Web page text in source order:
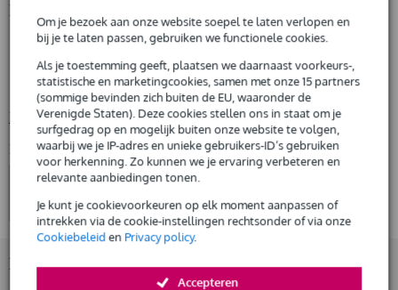
Om je bezoek aan onze website soepel te laten verlopen en
bij je te laten passen, gebruiken we functionele cookies.
Als je toestemming geeft, plaatsen we daarnaast voorkeurs-,
statistische en marketingcookies, samen met onze 15 partners
(sommige bevinden zich buiten de EU, waaronder de
Verenigde Staten). Deze cookies stellen ons in staat om je
surfgedrag op en mogelijk buiten onze website te volgen,
waarbij we je IP-adres en unieke gebruikers-ID’s gebruiken
voor herkenning. Zo kunnen we je ervaring verbeteren en
relevante aanbiedingen tonen.
Je kunt je cookievoorkeuren op elk moment aanpassen of
intrekken via de cookie-instellingen rechtsonder of via onze
Cookiebeleiden Privacy policy.
Accepteren
Huur dit product
Productinformatie
linker versie
actieve studiomonitor met drieweg weergavesysteem
8 1/4 inch woofer met composiet-sandwich membraan constructie
Bekijk alle productspecificaties
Bekijk ook eens (4)
Bekijk ook eens (1)